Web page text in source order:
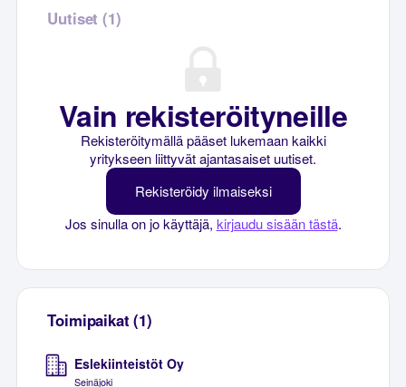
Uutiset (1)
Vain rekisteröityneille
Rekisteröitymällä pääset lukemaan kaikki
yritykseen liittyvät ajantasaiset uutiset.
Rekisteröidy ilmaiseksi
Jos sinulla on jo käyttäjä, kirjaudu sisään tästä.
Toimipaikat (1)
Eslekiinteistöt Oy
Seinäjoki